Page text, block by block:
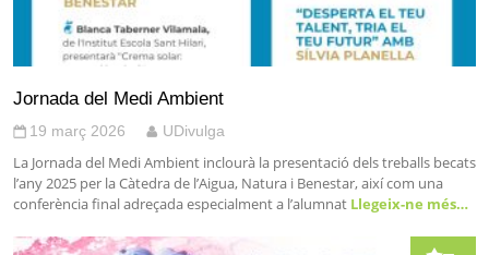
Jornada del Medi Ambient
19 març 2026 UDivulga
La Jornada del Medi Ambient inclourà la presentació dels treballs becats
l’any 2025 per la Càtedra de l’Aigua, Natura i Benestar, així com una
conferència final adreçada especialment a l’alumnat Llegeix-ne més…